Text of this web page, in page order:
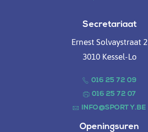
Secretariaat
Ernest Solvaystraat 2
3010 Kessel-Lo
016 25 72 09
016 25 72 07
INFO@SPORTY.BE
Openingsuren